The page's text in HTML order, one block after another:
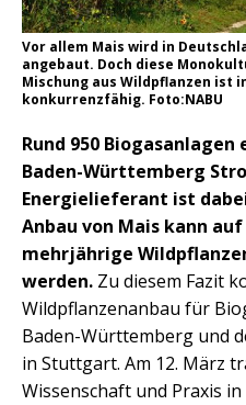
Vor allem Mais wird in
angebaut. Doch diese
Mischung aus Wildpflanzen ist
konkurrenzfähig. Foto:NABU
Rund 950
Baden-Württemberg
Energielieferant ist
Anbau von Mais kann
mehrjährige
werden. Zu diesem Fazit
Wildpflanzenanbau für
Baden-Württemberg und
in Stuttgart. Am 12. März
Wissenschaft und Praxis